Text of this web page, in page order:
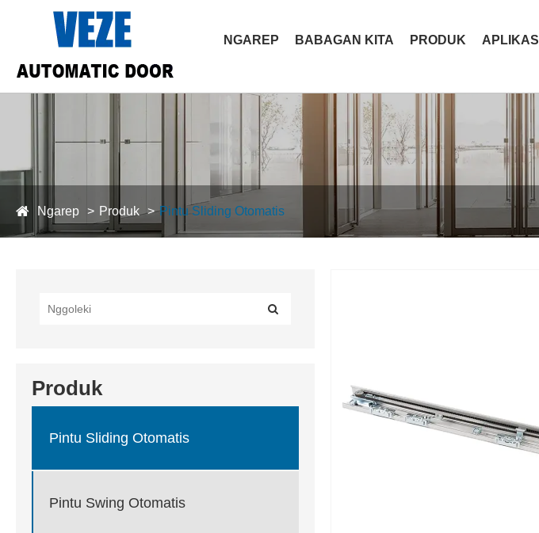
NGAREP BABAGAN KITA PRODUK APLIKASI
Ngarep Produk Pintu Sliding Otomatis
Produk
Pintu Sliding Otomatis
Pintu Swing Otomatis